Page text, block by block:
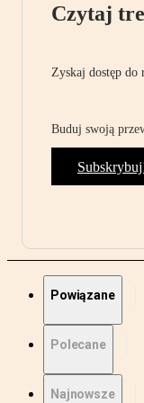
Czytaj
Zyskaj dostęp do
Buduj swoją
Powiązane
Polecane
Najnowsze